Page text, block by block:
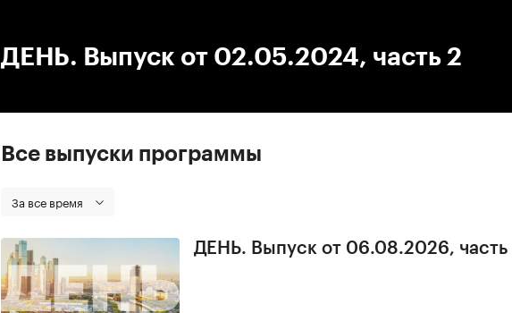
ДЕНЬ. Выпуск от 02.05.2024, часть 2
Все выпуски программы
За все время
ДЕНЬ. Выпуск от 06.08.2026, часть